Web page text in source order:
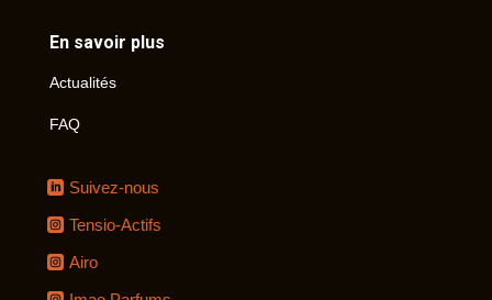
En savoir plus
Actualités
FAQ
Suivez-nous
Tensio-Actifs
Airo